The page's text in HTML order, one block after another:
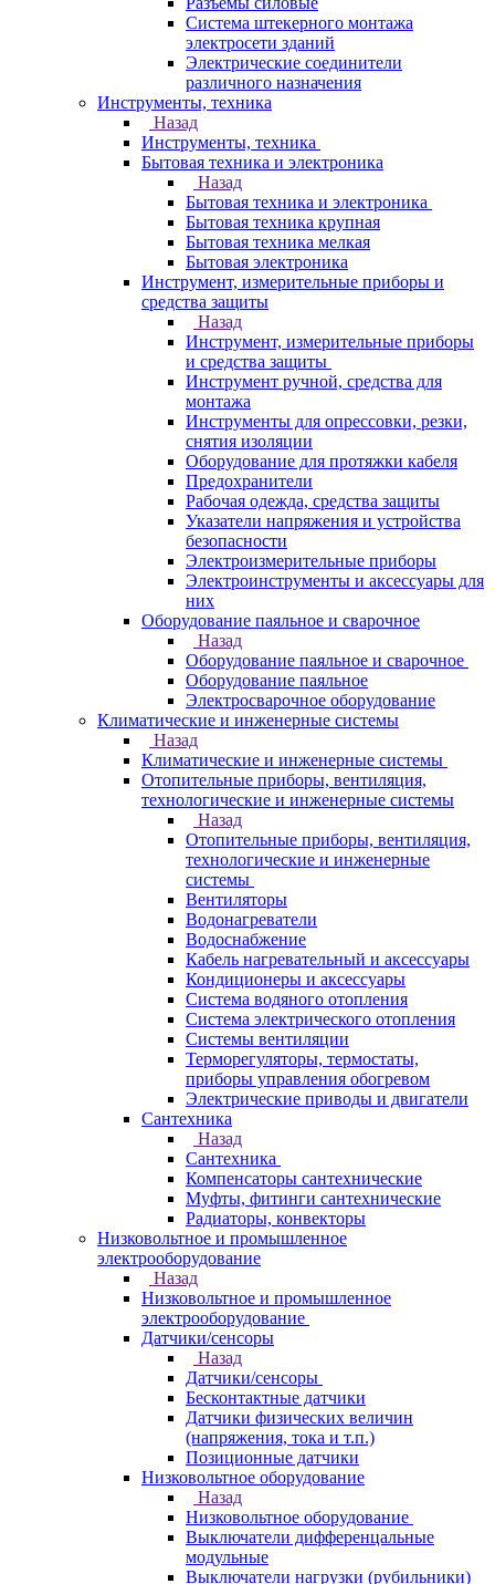
Система штекерного монтажа
электросети зданий
Электрические соединители
различного назначения
Инструменты, техника
Назад
Инструменты, техника
Бытовая техника и электроника
Назад
Бытовая техника и электроника
Бытовая техника крупная
Бытовая техника мелкая
Бытовая электроника
Инструмент, измерительные приборы и
средства защиты
Назад
Инструмент, измерительные приборы
и средства защиты
Инструмент ручной, средства для
монтажа
Инструменты для опрессовки, резки,
снятия изоляции
Оборудование для протяжки кабеля
Предохранители
Рабочая одежда, средства защиты
Указатели напряжения и устройства
безопасности
Электроизмерительные приборы
Электроинструменты и аксессуары для
них
Оборудование паяльное и сварочное
Назад
Оборудование паяльное и сварочное
Оборудование паяльное
Электросварочное оборудование
Климатические и инженерные системы
Назад
Климатические и инженерные системы
Отопительные приборы, вентиляция,
технологические и инженерные системы
Назад
Отопительные приборы, вентиляция,
технологические и инженерные
системы
Вентиляторы
Водонагреватели
Водоснабжение
Кабель нагревательный и аксессуары
Кондиционеры и аксессуары
Система водяного отопления
Система электрического отопления
Системы вентиляции
Терморегуляторы, термостаты,
приборы управления обогревом
Электрические приводы и двигатели
Сантехника
Назад
Сантехника
Компенсаторы сантехнические
Муфты, фитинги сантехнические
Радиаторы, конвекторы
Низковольтное и промышленное
электрооборудование
Назад
Низковольтное и промышленное
электрооборудование
Датчики/сенсоры
Назад
Датчики/сенсоры
Бесконтактные датчики
Датчики физических величин
(напряжения, тока и т.п.)
Позиционные датчики
Низковольтное оборудование
Назад
Низковольтное оборудование
Выключатели дифференцальные
модульные
Выключатели нагрузки (рубильники)